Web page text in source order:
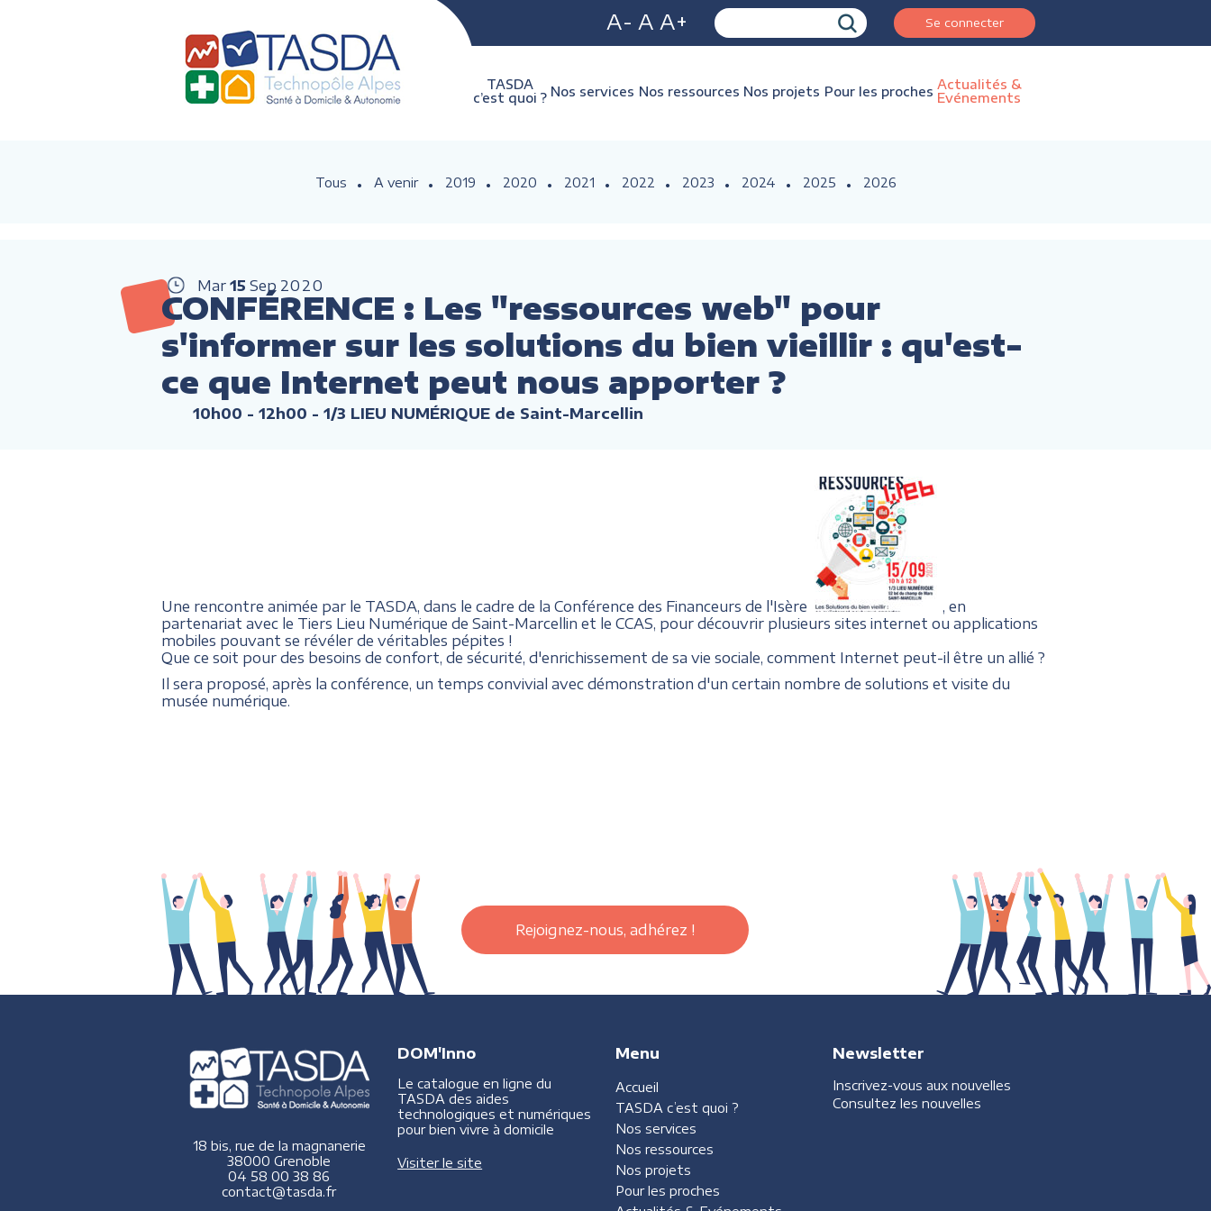
A- A A+ Se connecter
TASDA
c’est quoi ? Nos services Nos ressources Nos projets Pour les proches Actualités &
Evénements
Tous A venir 2019 2020 2021 2022 2023 2024 2025 2026
Mar 15 Sep 2020
CONFÉRENCE : Les "ressources web" pour
s'informer sur les solutions du bien vieillir : qu'est-
ce que Internet peut nous apporter ?
10h00 - 12h00 - 1/3 LIEU NUMÉRIQUE de Saint-Marcellin
Une rencontre animée par le TASDA, dans le cadre de la Conférence des Financeurs de l'Isère
, en
partenariat avec le Tiers Lieu Numérique de Saint-Marcellin et le CCAS, pour découvrir plusieurs sites internet ou applications
mobiles pouvant se révéler de véritables pépites !
Que ce soit pour des besoins de confort, de sécurité, d'enrichissement de sa vie sociale, comment Internet peut-il être un allié ?
Il sera proposé, après la conférence, un temps convivial avec démonstration d'un certain nombre de solutions et visite du
musée numérique.
Rejoignez-nous, adhérez !
18 bis, rue de la magnanerie
38000 Grenoble
04 58 00 38 86
contact@tasda.fr
DOM'Inno
Le catalogue en ligne du
TASDA des aides
technologiques et numériques
pour bien vivre à domicile
Visiter le site
Menu
Accueil
TASDA c’est quoi ?
Nos services
Nos ressources
Nos projets
Pour les proches
Newsletter
Inscrivez-vous aux nouvelles
Consultez les nouvelles